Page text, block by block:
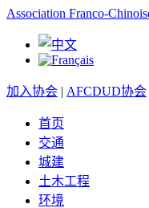
Association Franco-
加入协会 | AFCDUD协会
首页
交通
城建
土木工程
环境